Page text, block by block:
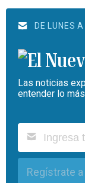
DE LUNES
Las noticias
entender lo
Regístrate